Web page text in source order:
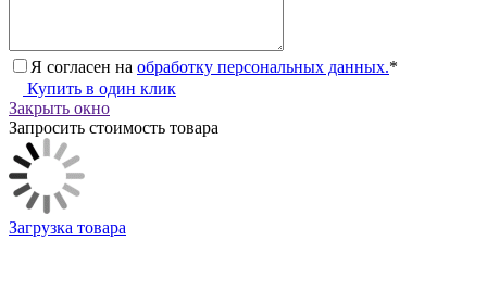
Я согласен на обработку персональных данных.*
Купить в один клик
Закрыть окно
Запросить стоимость товара
Загрузка товара